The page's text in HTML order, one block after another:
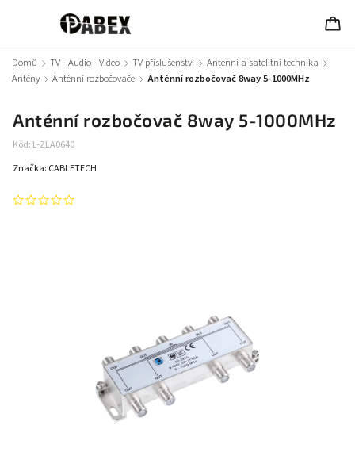
Domů / TV - Audio - Video / TV příslušenství / Anténní a satelitní technika /
Antény / Anténní rozbočovače / Anténní rozbočovač 8way 5-1000MHz
Anténní rozbočovač 8way 5-1000MHz
Kód: L-ZLA0640
Značka: CABLETECH